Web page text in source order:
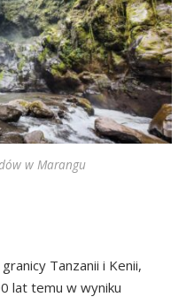
w Marangu
Tanzanii i Kenii,
lat temu w wyniku